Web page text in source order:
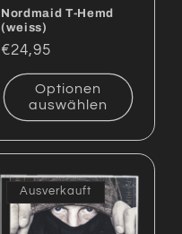
Nordmaid T-Hemd
(weiss)
Normaler
Preis
€24,95
Optionen
auswählen
Ausverkauft